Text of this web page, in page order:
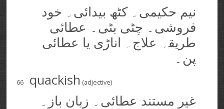
نیم حکیمی۔ کٹھ بیدائی۔ خود
فروشی۔ چٹی بٹی۔ عطائی
طریقہ علاج۔ اناڑی یا عطائی
پن۔
66 quackish (adjective)
غیر مستند عطائی۔ زبان باز۔